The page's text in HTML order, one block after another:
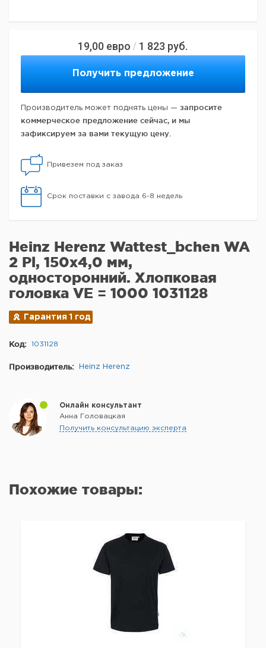
19,00 евро / 1 823 руб.
Получить предложение
Производитель может поднять цены — запросите
коммерческое предложение сейчас, и мы
зафиксируем за вами текущую цену.
Привезем под заказ
Срок поставки с завода 6-8 недель
Heinz Herenz Wattest_bchen WA
2 Pl, 150x4,0 мм,
односторонний. Хлопковая
головка VE = 1000 1031128
Гарантия 1 год
Код: 1031128
Производитель: Heinz Herenz
Онлайн консультант
Анна Головацкая
Получить консультацию эксперта
Похожие товары: